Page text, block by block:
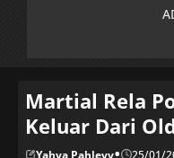
Martial Rela
Keluar Dari
Yahya Pahlevy 25/01/